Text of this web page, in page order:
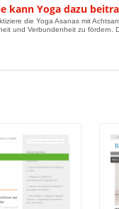
kann Yoga dazu
die Yoga Asanas mit
und Verbundenheit zu fördern.